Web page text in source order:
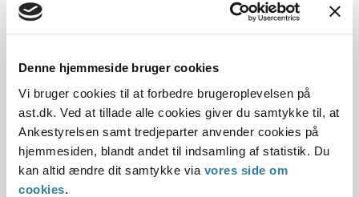
Denne hjemmeside bruger cookies
Vi bruger cookies til at forbedre brugeroplevelsen på
ast.dk. Ved at tillade alle cookies giver du samtykke til, at
Ankestyrelsen samt tredjeparter anvender cookies på
hjemmesiden, blandt andet til indsamling af statistik. Du
kan altid ændre dit samtykke via vores side om
cookies.
klubtilbud
Børn og unge Handicap Handicap børn
Ankestyrelsens nye undersøgelse giver indsigt i, hvordan
kommuner bruger særlige dag- og klubtilbud efter barnets
lov.
Mistænksom mail fra Ankestyrelsen